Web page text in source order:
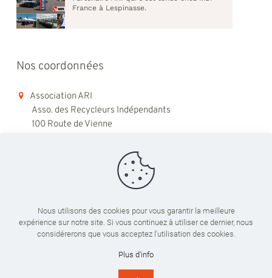
France à Lespinasse.
Nos coordonnées
Association ARI
Asso. des Recycleurs Indépendants
100 Route de Vienne
Du lundi au vendredi
09:00 - 18:00
Nous utilisons des cookies pour vous garantir la meilleure
expérience sur notre site. Si vous continuez à utiliser ce dernier, nous
considérerons que vous acceptez l'utilisation des cookies.
Plus d'info